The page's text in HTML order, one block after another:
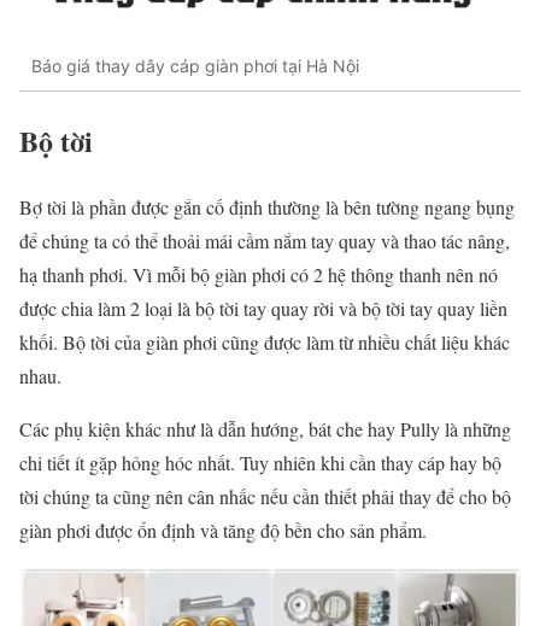
Báo giá thay dây cáp giàn phơi tại Hà Nội
Bộ tời
Bợ tời là phần được gắn cố định thường là bên tường ngang bụng
để chúng ta có thể thoải mái cầm nắm tay quay và thao tác nâng,
hạ thanh phơi. Vì mỗi bộ giàn phơi có 2 hệ thông thanh nên nó
được chia làm 2 loại là bộ tời tay quay rời và bộ tời tay quay liền
khối. Bộ tời của giàn phơi cũng được làm từ nhiều chất liệu khác
nhau.
Các phụ kiện khác như là dẫn hướng, bát che hay Pully là những
chi tiết ít gặp hỏng hóc nhất. Tuy nhiên khi cần thay cáp hay bộ
tời chúng ta cũng nên cân nhấc nếu cần thiết phải thay để cho bộ
giàn phơi được ổn định và tăng độ bền cho sản phẩm.